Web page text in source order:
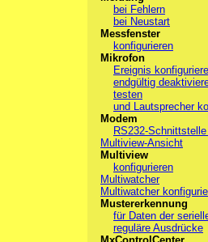
bei Fehlern
bei Neustart
Messfenster
konfigurieren
Mikrofon
Ereignis
endgültig
testen
und Lautsprecher
Modem
RS232-
Multiview-Ansicht
Multiview
konfigurieren
Multiwatcher
Multiwatcher
Mustererkennung
für Daten der
reguläre Ausdrücke